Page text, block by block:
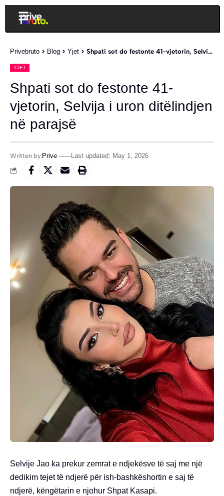
Privebruto > Blog > Yjet > Shpati sot do festonte 41-vjetorin, Selvija i uron ditëlindjen në parajsë
YJET
Shpati sot do festonte 41-
vjetorin, Selvija i uron ditëlindjen
në parajsë
Written by:Prive Last updated: May 1, 2026
Selvije Jao ka prekur zemrat e ndjekësve të saj me një
dedikim tejet të ndjerë për ish-bashkëshortin e saj të
ndjerë, këngëtarin e njohur Shpat Kasapi.